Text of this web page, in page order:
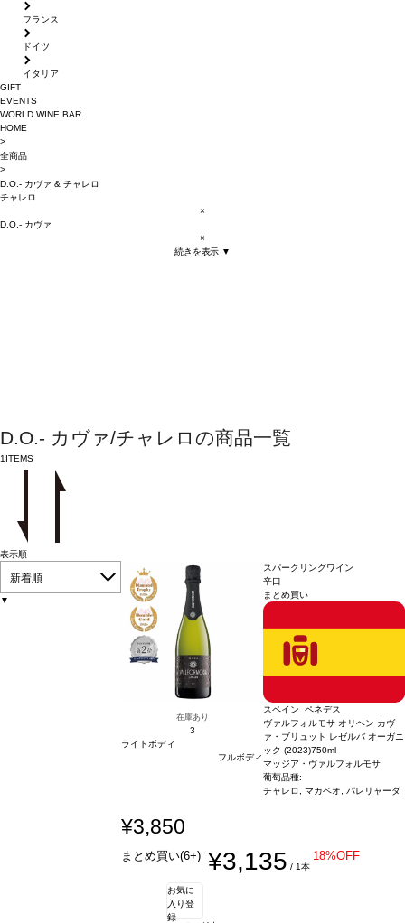
フランス
ドイツ
イタリア
GIFT
EVENTS
WORLD WINE BAR
HOME
>
全商品
>
D.O.- カヴァ & チャレロ
チャレロ
×
D.O.- カヴァ
×
続きを表示 ▼
D.O.- カヴァ/チャレロの商品一覧
1 ITEMS
表示順
新着順
▼
在庫あり
3
ライトボディ
フルボディ
スパークリングワイン
辛口
まとめ買い
スペイン ペネデス
ヴァルフォルモサ オリヘン カヴ
ァ・ブリュット レゼルバ オーガニ
ック (2023)750ml
マッジア・ヴァルフォルモサ
葡萄品種:
チャレロ, マカベオ, パレリャーダ
¥3,850
まとめ買い(6+) ¥3,135 / 1本
18%OFF
お気に
入り登
録